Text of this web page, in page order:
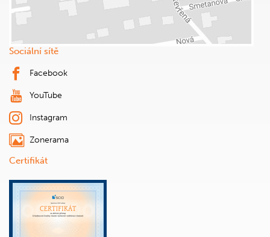
Sociální sítě
Facebook
YouTube
Instagram
Zonerama
Certifikát